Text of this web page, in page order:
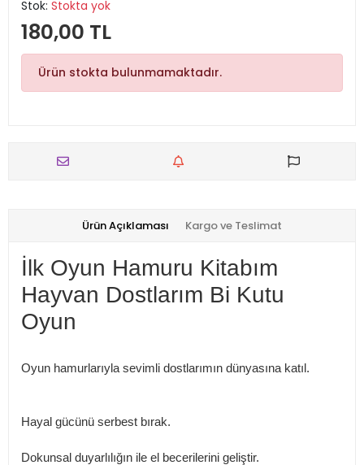
Stok: Stokta yok
180,00 TL
Ürün stokta bulunmamaktadır.
Ürün Açıklaması Kargo ve Teslimat
İlk Oyun Hamuru Kitabım
Hayvan Dostlarım Bi Kutu
Oyun
Oyun hamurlarıyla sevimli dostlarımın dünyasına katıl.
Hayal gücünü serbest bırak.
Dokunsal duyarlılığın ile el becerilerini geliştir.